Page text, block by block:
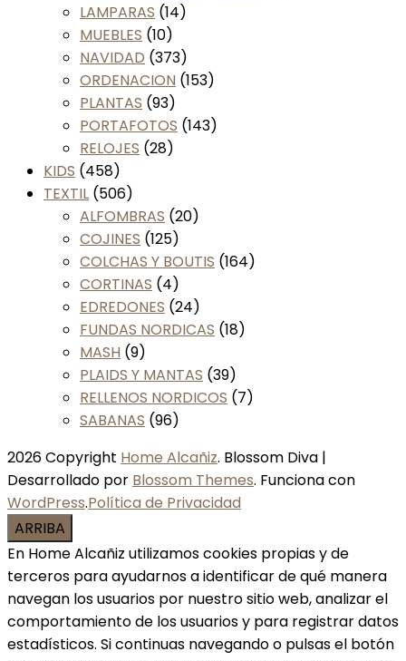
LAMPARAS (14)
MUEBLES (10)
NAVIDAD (373)
ORDENACION (153)
PLANTAS (93)
PORTAFOTOS (143)
RELOJES (28)
KIDS (458)
TEXTIL (506)
ALFOMBRAS (20)
COJINES (125)
COLCHAS Y BOUTIS (164)
CORTINAS (4)
EDREDONES (24)
FUNDAS NORDICAS (18)
MASH (9)
PLAIDS Y MANTAS (39)
RELLENOS NORDICOS (7)
SABANAS (96)
2026 Copyright Home Alcañiz. Blossom Diva |
Desarrollado por Blossom Themes. Funciona con
WordPress.Política de Privacidad
ARRIBA
En Home Alcañiz utilizamos cookies propias y de
terceros para ayudarnos a identificar de qué manera
navegan los usuarios por nuestro sitio web, analizar el
comportamiento de los usuarios y para registrar datos
estadísticos. Si continuas navegando o pulsas el botón